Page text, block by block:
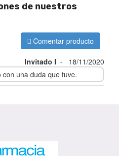
de nuestros
Comentar producto
Invitado I -
18/11/2020
una duda que tuve.